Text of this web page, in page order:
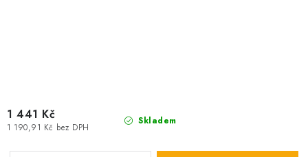
Skladem
1 190,91 Kč bez DPH
1 441 Kč